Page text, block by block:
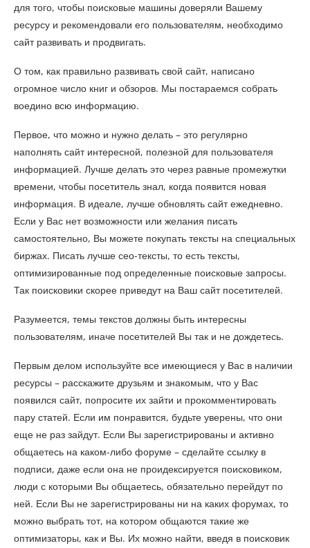
для того, чтобы поисковые машины доверяли Вашему
ресурсу и рекомендовали его пользователям, необходимо
сайт развивать и продвигать.
О том, как правильно развивать свой сайт, написано
огромное число книг и обзоров. Мы постараемся собрать
воедино всю информацию.
Первое, что можно и нужно делать – это регулярно
наполнять сайт интересной, полезной для пользователя
информацией. Лучше делать это через равные промежутки
времени, чтобы посетитель знал, когда появится новая
информация. В идеале, лучше обновлять сайт ежедневно.
Если у Вас нет возможности или желания писать
самостоятельно, Вы можете покупать тексты на специальных
биржах. Писать лучше сео-тексты, то есть тексты,
оптимизированные под определенные поисковые запросы.
Так поисковики скорее приведут на Ваш сайт посетителей.
Разумеется, темы текстов должны быть интересны
пользователям, иначе посетителей Вы так и не дождетесь.
Первым делом используйте все имеющиеся у Вас в наличии
ресурсы – расскажите друзьям и знакомым, что у Вас
появился сайт, попросите их зайти и прокомментировать
пару статей. Если им понравится, будьте уверены, что они
еще не раз зайдут. Если Вы зарегистрированы и активно
общаетесь на каком-либо форуме – сделайте ссылку в
подписи, даже если она не проидексируется поисковиком,
люди с которыми Вы общаетесь, обязательно перейдут по
ней. Если Вы не зарегистрированы ни на каких форумах, то
можно выбрать тот, на котором общаются такие же
оптимизаторы, как и Вы. Их можно найти, введя в поисковик